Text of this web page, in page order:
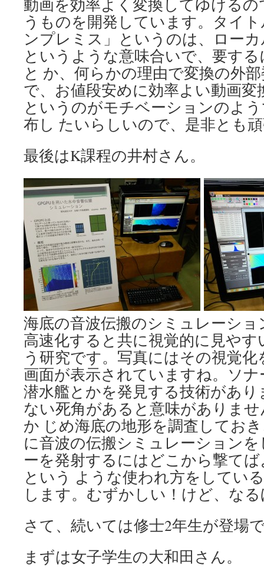
動画を効率よく変換してゆける
うものを開発しています。タイ
ンプレミス」というのは、ロー
というような意味合いで、要す
と か、何らかの理由で変換の外
で、お値段安めに効率よい動画
というのがモチベーションのよ
布し たいらしいので、是非とも
最後はK課程の井村さん。
海底の音波伝搬のシミュレーショ
高速化すると共に視覚的に見や
う研究です。写真にはその視覚
画面が表示されていますね。ソ
潜水艦とかを発見する技術があ
ない死角があると意味がありま
か じめ海底の地形を調査してお
に音波の伝搬シミュレーション
ーを発射するにはどこから撃て
という ような使われ方をしてい
します。むずかしい！けど、な
さて、続いては修士2年生が登場
まずは女子学生の大和田さん。